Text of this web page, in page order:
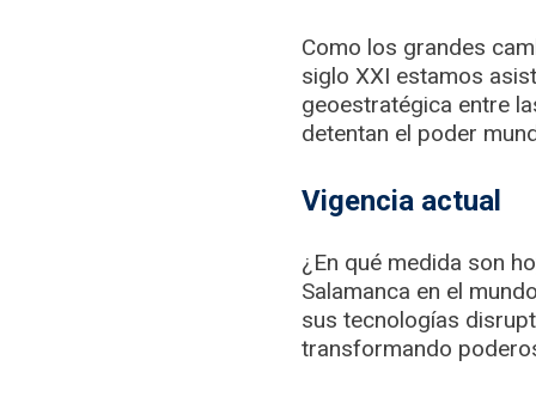
Como los grandes
siglo XXI estamos
geoestratégica entre
detentan el poder
Vigencia actual
¿En qué medida son
Salamanca en el
sus tecnologías
transformando